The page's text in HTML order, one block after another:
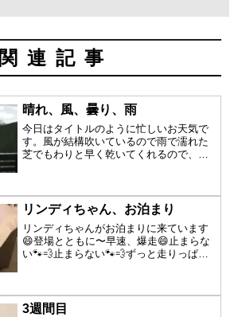
関連記事
晴れ、風、曇り、雨
今日はタイトルのように忙しいお天気で
す。風が結構吹いているので雨で濡れた
芝でもわりと早く乾いてくれるので、自
今日はまたご機嫌さん♫シニアさんです
からその日、その時々で動...
リンディちゃん、お泊まり
リンディちゃんがお泊まりに来ています
😄登場とともに〜早速、爆走😄止まらな
い🐾💨止まらない🐾💨ずっと走りっぱな
んに、パーシャはびっくりどん引き気味
😂とっても楽しそうに走るリ...
3週間目